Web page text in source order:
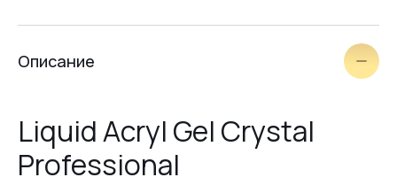
#70
Описание
Liquid Acryl Gel Crystal
Professional